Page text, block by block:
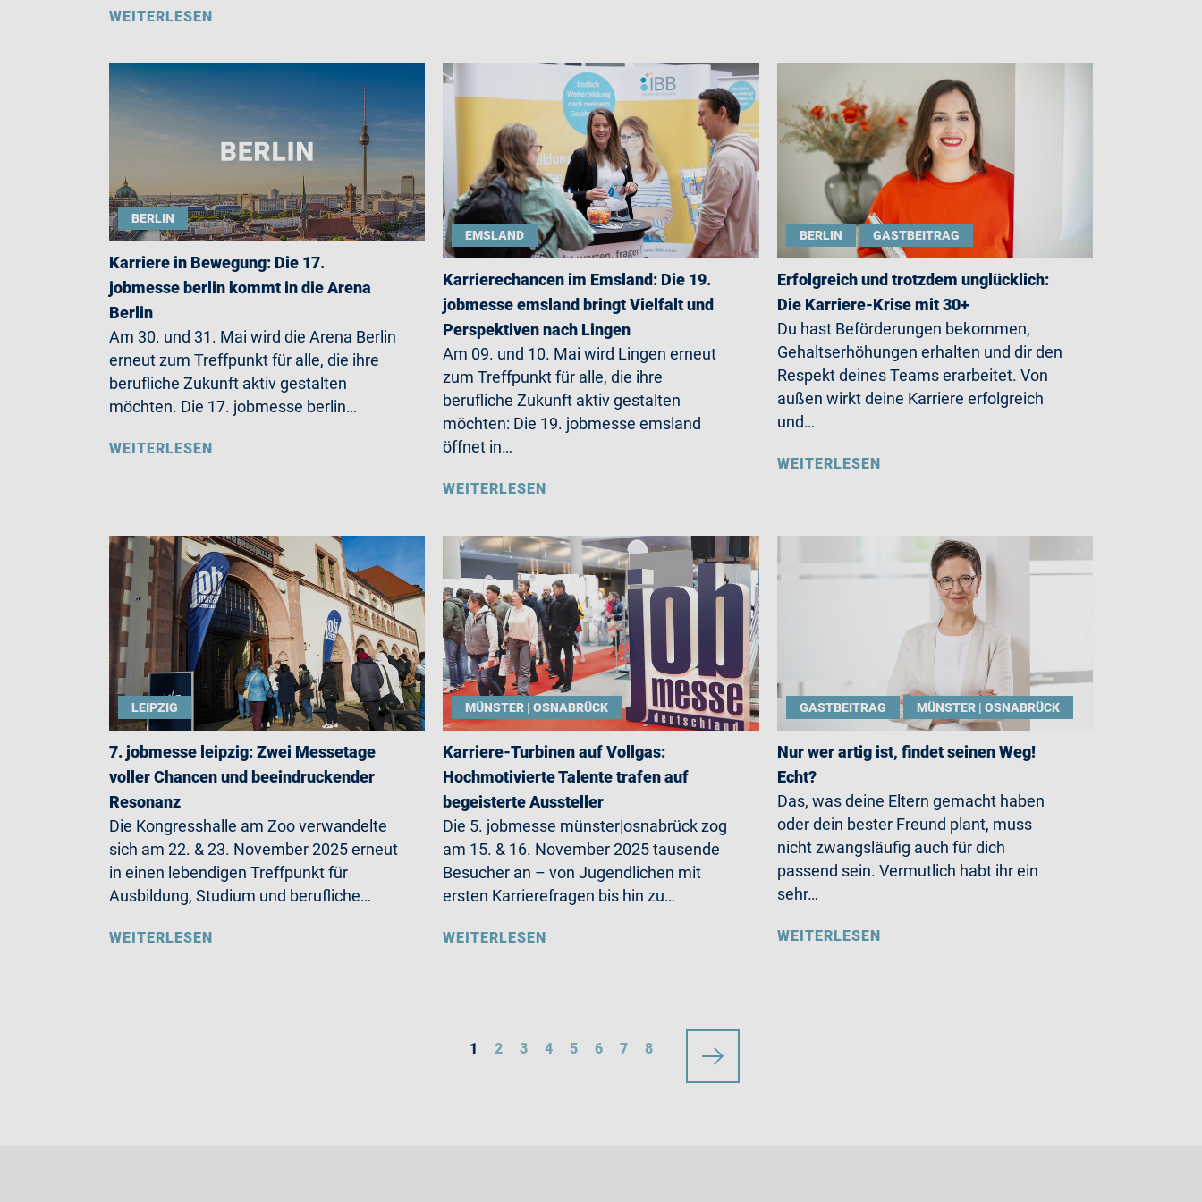
WEITERLESEN
BERLIN
Karriere in Bewegung: Die 17.
jobmesse berlin kommt in die Arena
Berlin
Am 30. und 31. Mai wird die Arena Berlin
erneut zum Treffpunkt für alle, die ihre
berufliche Zukunft aktiv gestalten
möchten. Die 17. jobmesse berlin…
WEITERLESEN
EMSLAND
Karrierechancen im Emsland: Die 19.
jobmesse emsland bringt Vielfalt und
Perspektiven nach Lingen
Am 09. und 10. Mai wird Lingen erneut
zum Treffpunkt für alle, die ihre
berufliche Zukunft aktiv gestalten
möchten: Die 19. jobmesse emsland
öffnet in…
WEITERLESEN
BERLIN GASTBEITRAG
Erfolgreich und trotzdem unglücklich:
Die Karriere-Krise mit 30+
Du hast Beförderungen bekommen,
Gehaltserhöhungen erhalten und dir den
Respekt deines Teams erarbeitet. Von
außen wirkt deine Karriere erfolgreich
und…
WEITERLESEN
LEIPZIG
7. jobmesse leipzig: Zwei Messetage
voller Chancen und beeindruckender
Resonanz
Die Kongresshalle am Zoo verwandelte
sich am 22. & 23. November 2025 erneut
in einen lebendigen Treffpunkt für
Ausbildung, Studium und berufliche…
WEITERLESEN
MÜNSTER | OSNABRÜCK
Karriere-Turbinen auf Vollgas:
Hochmotivierte Talente trafen auf
begeisterte Aussteller
Die 5. jobmesse münster|osnabrück zog
am 15. & 16. November 2025 tausende
Besucher an – von Jugendlichen mit
ersten Karrierefragen bis hin zu…
WEITERLESEN
GASTBEITRAG MÜNSTER | OSNABRÜCK
Nur wer artig ist, findet seinen Weg!
Echt?
Das, was deine Eltern gemacht haben
oder dein bester Freund plant, muss
nicht zwangsläufig auch für dich
passend sein. Vermutlich habt ihr ein
sehr…
WEITERLESEN
1 2 3 4 5 6 7 8